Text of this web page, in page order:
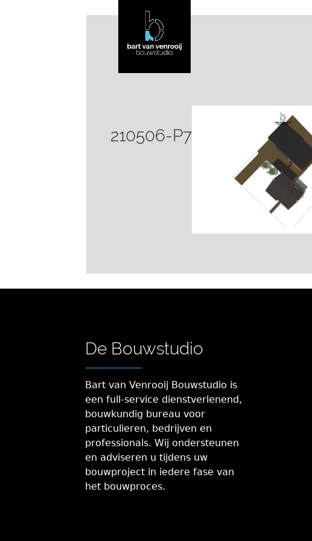
210506-P7
De Bouwstudio
Bart van Venrooij Bouwstudio is
een full-service dienstverlenend,
bouwkundig bureau voor
particulieren, bedrijven en
professionals. Wij ondersteunen
en adviseren u tijdens uw
bouwproject in iedere fase van
het bouwproces.